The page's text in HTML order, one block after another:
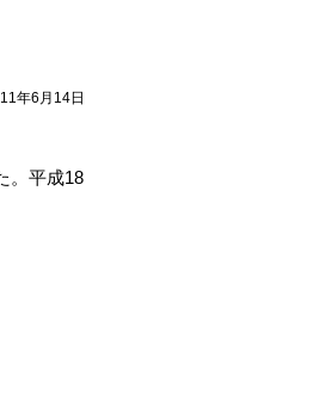
年6月14日
。平成18